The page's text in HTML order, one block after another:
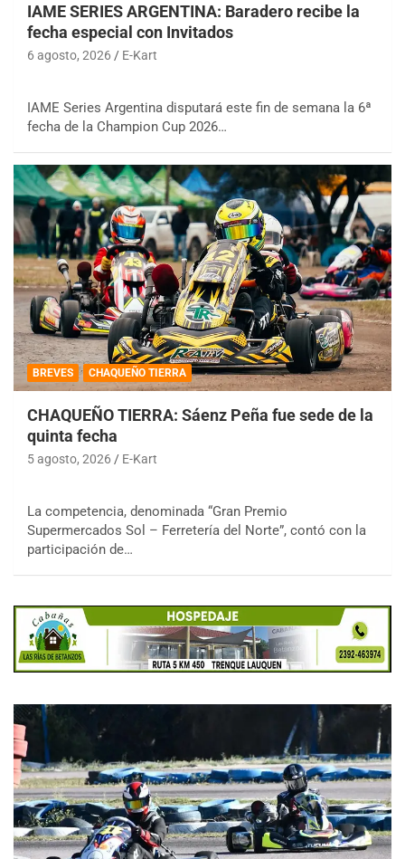
IAME SERIES ARGENTINA: Baradero recibe la
fecha especial con Invitados
6 agosto, 2026 E-Kart
IAME Series Argentina disputará este fin de semana la 6ª
fecha de la Champion Cup 2026…
BREVES CHAQUEÑO TIERRA
CHAQUEÑO TIERRA: Sáenz Peña fue sede de la
quinta fecha
5 agosto, 2026 E-Kart
La competencia, denominada “Gran Premio
Supermercados Sol – Ferretería del Norte”, contó con la
participación de…